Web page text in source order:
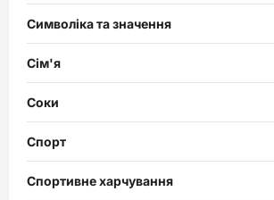
Символіка та значення
Сім'я
Соки
Спорт
Спортивне харчування